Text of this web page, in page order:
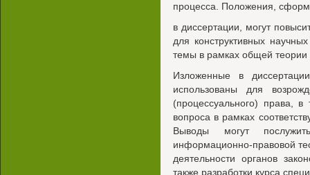
процесса. Положения,
в диссертации, могут
для конструктивных
темы в рамках общей теории
Изложенные в
использованы для
(процессуального) права,
вопроса в рамках
Выводы могут
информационно-правовой
деятельности органов
также разработки курса